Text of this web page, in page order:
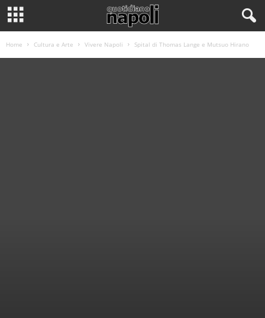
Home Cultura e Arte Vivere Napoli Spital di Thomas Lange e Mutsuo Hirano